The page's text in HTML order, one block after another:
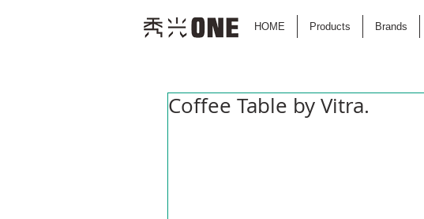
HOME Products Brands
Coffee Table by Vitra.